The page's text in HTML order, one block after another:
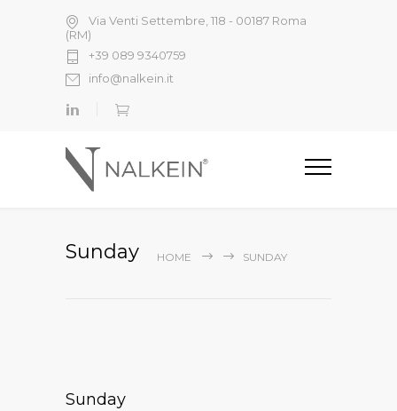
Via Venti Settembre, 118 - 00187 Roma
(RM)
+39 089 9340759
info@nalkein.it
Sunday HOME SUNDAY
Sunday